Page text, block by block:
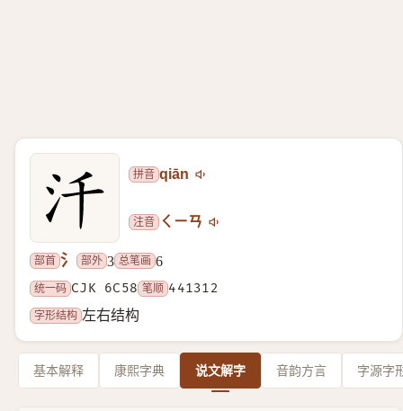
拼音 qiān
注音 ㄑㄧㄢ
部首 氵 部外 3 总笔画 6
统一码 CJK 6C58 笔顺 441312
字形结构 左右结构
基本解释 康熙字典 说文解字 音韵方言 字源字